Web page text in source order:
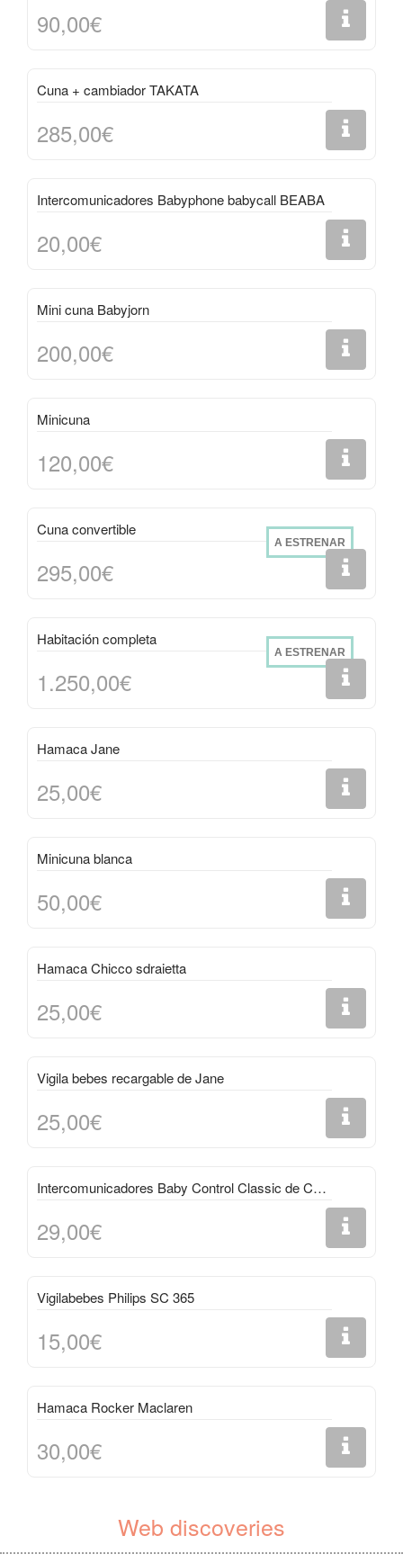
90,00€
Cuna + cambiador TAKATA
285,00€
Intercomunicadores Babyphone babycall BEABA
20,00€
Mini cuna Babyjorn
200,00€
Minicuna
120,00€
Cuna convertible
A ESTRENAR
295,00€
Habitación completa
A ESTRENAR
1.250,00€
Hamaca Jane
25,00€
Minicuna blanca
50,00€
Hamaca Chicco sdraietta
25,00€
Vigila bebes recargable de Jane
25,00€
Intercomunicadores Baby Control Classic de Chicco
29,00€
Vigilabebes Philips SC 365
15,00€
Hamaca Rocker Maclaren
30,00€
Web discoveries